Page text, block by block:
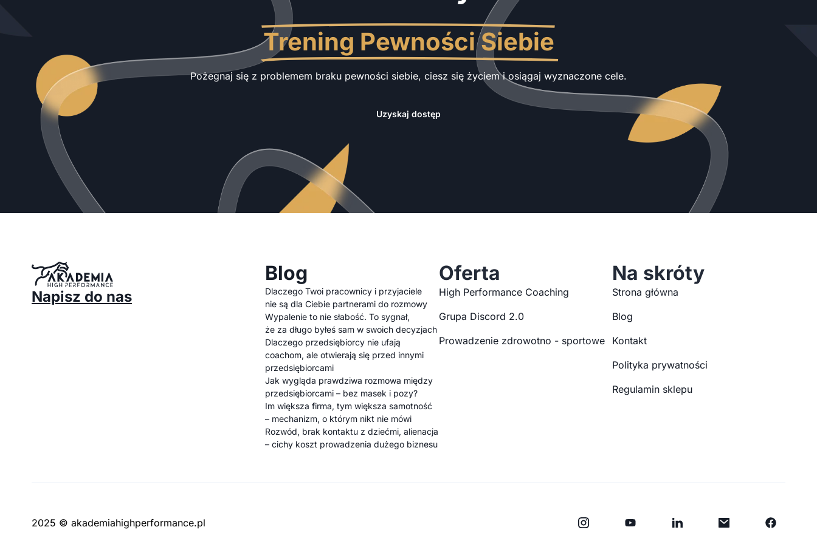
Trening Pewności Siebie
Pożegnaj się z problemem braku pewności siebie, ciesz się życiem i osiągaj wyznaczone cele.
Uzyskaj dostęp
Napisz do nas
Blog
Dlaczego Twoi pracownicy i przyjaciele
nie są dla Ciebie partnerami do rozmowy
Wypalenie to nie słabość. To sygnał,
że za długo byłeś sam w swoich decyzjach
Dlaczego przedsiębiorcy nie ufają
coachom, ale otwierają się przed innymi
przedsiębiorcami
Jak wygląda prawdziwa rozmowa między
przedsiębiorcami – bez masek i pozy?
Im większa firma, tym większa samotność
– mechanizm, o którym nikt nie mówi
Rozwód, brak kontaktu z dziećmi, alienacja
– cichy koszt prowadzenia dużego biznesu
Oferta
High Performance Coaching
Grupa Discord 2.0
Prowadzenie zdrowotno - sportowe
Na skróty
Strona główna
Blog
Kontakt
Polityka prywatności
Regulamin sklepu
2025 © akademiahighperformance.pl
o
a